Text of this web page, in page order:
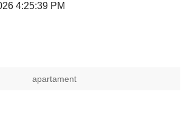
4:25:39 PM
apartament